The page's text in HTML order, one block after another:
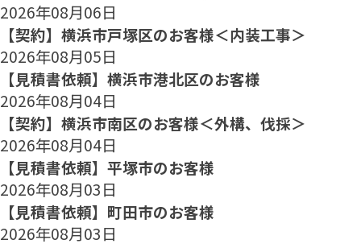
2026年08月06日
【契約】横浜市戸塚区のお客様＜内装工事＞
2026年08月05日
【見積書依頼】横浜市港北区のお客様
2026年08月04日
【契約】横浜市南区のお客様＜外構、伐採＞
2026年08月04日
【見積書依頼】平塚市のお客様
2026年08月03日
【見積書依頼】町田市のお客様
2026年08月03日